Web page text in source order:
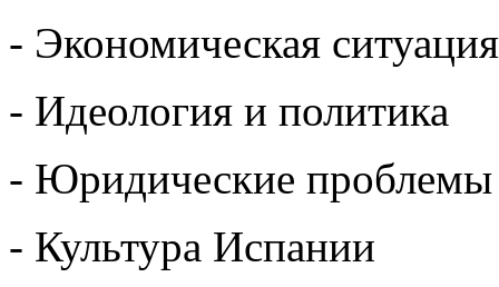
- Экономическая
- Идеология и политика
- Юридические проблемы
- Культура Испании